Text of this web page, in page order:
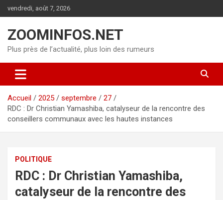
au
vendredi, août 7, 2026
ZOOMINFOS.NET
Plus près de l’actualité, plus loin des rumeurs
Accueil 2025 septembre
27
RDC : Dr Christian Yamashiba, catalyseur de la rencontre des
conseillers communaux avec les hautes instances
POLITIQUE
RDC : Dr Christian Yamashiba,
catalyseur de la rencontre des